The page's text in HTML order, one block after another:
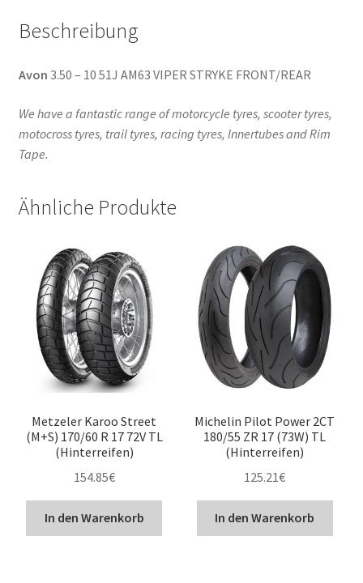
Beschreibung
Avon 3.50 – 10 51J AM63 VIPER STRYKE FRONT/REAR
We have a fantastic range of motorcycle tyres, scooter tyres,
motocross tyres, trail tyres, racing tyres, Innertubes and Rim
Tape.
Ähnliche Produkte
Metzeler Karoo Street
(M+S) 170/60 R 17 72V TL
(Hinterreifen)
154.85€
In den Warenkorb
Michelin Pilot Power 2CT
180/55 ZR 17 (73W) TL
(Hinterreifen)
125.21€
In den Warenkorb